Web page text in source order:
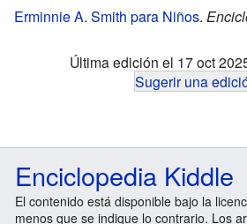
Erminnie A. Smith para Niños.
Última edición el 17 oct
Sugerir una
Enciclopedia Kiddle
El contenido está disponible bajo la
menos que se indique lo contrario. Los